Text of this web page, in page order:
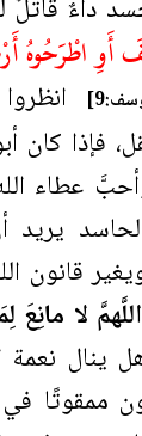
داءٌ
أَوِ
فإذا كان
عطاء
يريد
قانون
لا
ينال نعمة
ممقوتًا